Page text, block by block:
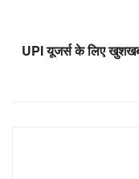
UPI यूजर्स के लिए